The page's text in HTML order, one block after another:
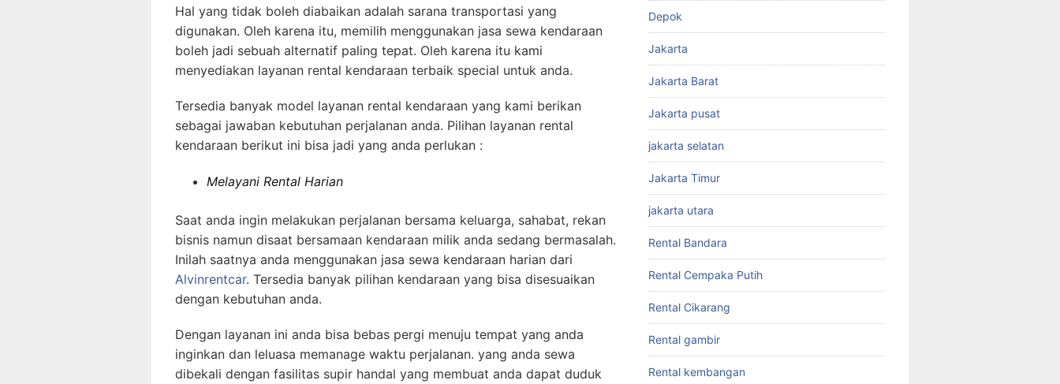
Hal yang tidak boleh diabaikan adalah sarana transportasi yang
digunakan. Oleh karena itu, memilih menggunakan jasa sewa kendaraan
boleh jadi sebuah alternatif paling tepat. Oleh karena itu kami
menyediakan layanan rental kendaraan terbaik special untuk anda.
Tersedia banyak model layanan rental kendaraan yang kami berikan
sebagai jawaban kebutuhan perjalanan anda. Pilihan layanan rental
kendaraan berikut ini bisa jadi yang anda perlukan :
Melayani Rental Harian
Saat anda ingin melakukan perjalanan bersama keluarga, sahabat, rekan
bisnis namun disaat bersamaan kendaraan milik anda sedang bermasalah.
Inilah saatnya anda menggunakan jasa sewa kendaraan harian dari
Alvinrentcar. Tersedia banyak pilihan kendaraan yang bisa disesuaikan
dengan kebutuhan anda.
Dengan layanan ini anda bisa bebas pergi menuju tempat yang anda
inginkan dan leluasa memanage waktu perjalanan. yang anda sewa
dibekali dengan fasilitas supir handal yang membuat anda dapat duduk
Depok
Jakarta
Jakarta Barat
Jakarta pusat
jakarta selatan
Jakarta Timur
jakarta utara
Rental Bandara
Rental Cempaka Putih
Rental Cikarang
Rental gambir
Rental kembangan